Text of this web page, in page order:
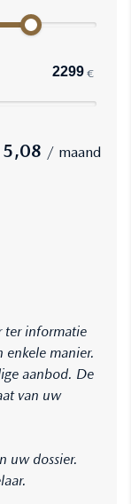
€
/ maand
ter informatie
enkele manier.
aanbod. De
van uw
uw dossier.